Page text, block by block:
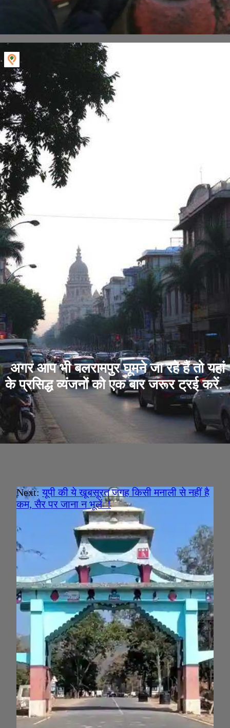
अगर आप भी बलरामपुर घूमने जा रहे हैं तो यहां
के प्रसिद्ध व्यंजनों को एक बार जरूर ट्रई करें.
Next:यूपी की ये खूबसूरत जगह किसी मनाली से नहीं है
कम, सैर पर जाना न भूलें !